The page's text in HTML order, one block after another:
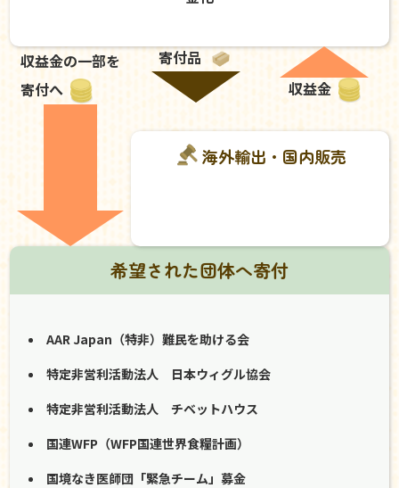
収益金の一部を
寄付へ
寄付品
収益金
海外輸出・国内販売
希望された団体へ寄付
AAR Japan（特非）難民を助ける会
特定非営利活動法人 日本ウィグル協会
特定非営利活動法人 チベットハウス
国連WFP（WFP国連世界食糧計画）
国境なき医師団「緊急チーム」募金